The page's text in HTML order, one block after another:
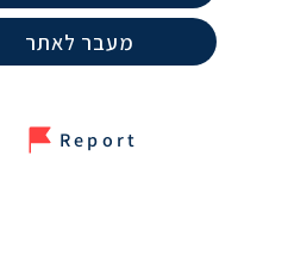
מעבר לאתר
Report